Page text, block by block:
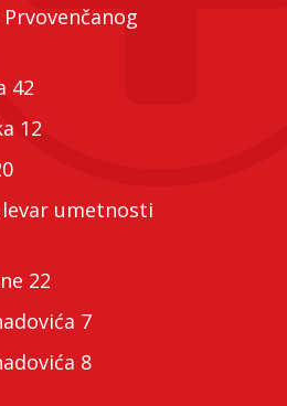
42
12
umetnosti
22
7
8